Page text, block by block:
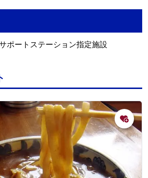
ポートステーション指定施設